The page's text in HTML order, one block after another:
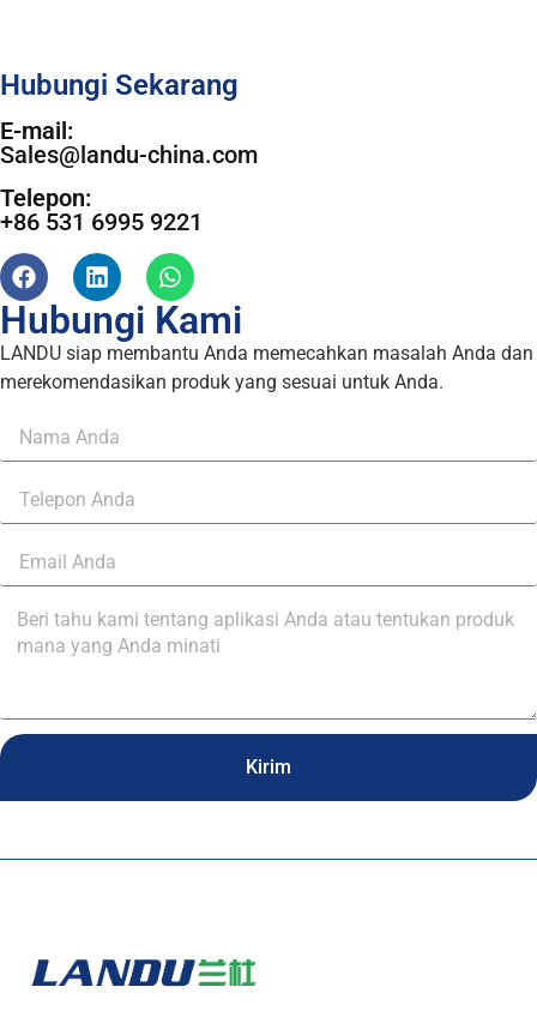
Hubungi Sekarang
E-mail:
Sales@landu-china.com
Telepon:
+86 531 6995 9221
Hubungi Kami
LANDU siap membantu Anda memecahkan masalah Anda dan
merekomendasikan produk yang sesuai untuk Anda.
Kirim